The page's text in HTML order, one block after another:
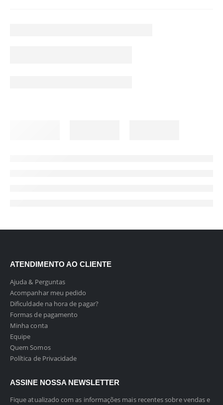
ATENDIMENTO AO CLIENTE
Ajuda & Perguntas
Acompanhar meu pedido
Dificuldade na hora de pagar?
Formas de pagamento
Minha conta
Equipe
Quem Somos
Política de Privacidade
ASSINE NOSSA NEWSLETTER
Fique atualizado com as informações mais recentes sobre vendas e